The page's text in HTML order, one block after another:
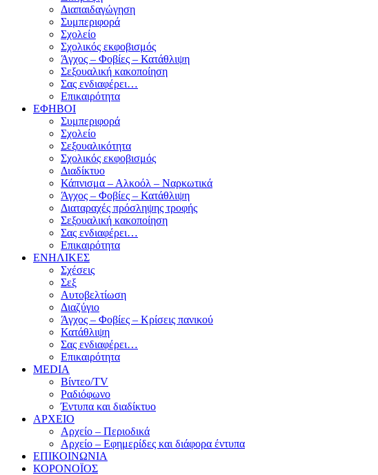
Διαπαιδαγώγηση
Συμπεριφορά
Σχολείο
Σχολικός εκφοβισμός
Άγχος – Φοβίες – Κατάθλιψη
Σεξουαλική κακοποίηση
Σας ενδιαφέρει…
Επικαιρότητα
ΕΦΗΒΟΙ
Συμπεριφορά
Σχολείο
Σεξουαλικότητα
Σχολικός εκφοβισμός
Διαδίκτυο
Κάπνισμα – Αλκοόλ – Ναρκωτικά
Άγχος – Φοβίες – Κατάθλιψη
Διαταραχές πρόσληψης τροφής
Σεξουαλική κακοποίηση
Σας ενδιαφέρει…
Επικαιρότητα
ΕΝΗΛΙΚΕΣ
Σχέσεις
Σεξ
Αυτοβελτίωση
Διαζύγιο
Άγχος – Φοβίες – Κρίσεις πανικού
Κατάθλιψη
Σας ενδιαφέρει…
Επικαιρότητα
MEDIA
Βίντεο/TV
Ραδιόφωνο
Έντυπα και διαδίκτυο
ΑΡΧΕΙΟ
Αρχείο – Περιοδικά
Αρχείο – Εφημερίδες και διάφορα έντυπα
ΕΠΙΚΟΙΝΩΝΙΑ
ΚΟΡΟΝΟΪΟΣ